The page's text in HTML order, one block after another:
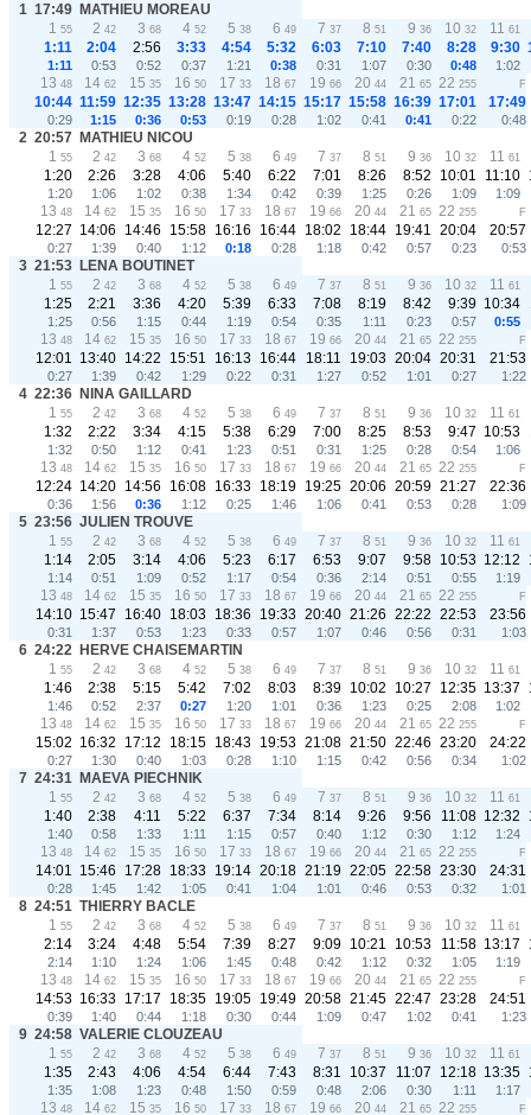
1 17:49 MATHIEU MOREAU
1 55 2 42 3 68 4 52 5 38 6 49 7 37 8 51 9 36 10 32 11 61
1:11 2:04 2:56 3:33 4:54 5:32 6:03 7:10 7:40 8:28 9:30
1:11 0:53 0:52 0:37 1:21 0:38 0:31 1:07 0:30 0:48 1:02
13 48 14 62 15 35 16 50 17 33 18 67 19 66 20 44 21 65 22 255 F
10:44 11:59 12:35 13:28 13:47 14:15 15:17 15:58 16:39 17:01 17:49
0:29 1:15 0:36 0:53 0:19 0:28 1:02 0:41 0:41 0:22 0:48
2 20:57 MATHIEU NICOU
1 55 2 42 3 68 4 52 5 38 6 49 7 37 8 51 9 36 10 32 11 61
1:20 2:26 3:28 4:06 5:40 6:22 7:01 8:26 8:52 10:01 11:10
1:20 1:06 1:02 0:38 1:34 0:42 0:39 1:25 0:26 1:09 1:09
13 48 14 62 15 35 16 50 17 33 18 67 19 66 20 44 21 65 22 255 F
12:27 14:06 14:46 15:58 16:16 16:44 18:02 18:44 19:41 20:04 20:57
0:27 1:39 0:40 1:12 0:18 0:28 1:18 0:42 0:57 0:23 0:53
3 21:53 LENA BOUTINET
1 55 2 42 3 68 4 52 5 38 6 49 7 37 8 51 9 36 10 32 11 61
1:25 2:21 3:36 4:20 5:39 6:33 7:08 8:19 8:42 9:39 10:34
1:25 0:56 1:15 0:44 1:19 0:54 0:35 1:11 0:23 0:57 0:55
13 48 14 62 15 35 16 50 17 33 18 67 19 66 20 44 21 65 22 255 F
12:01 13:40 14:22 15:51 16:13 16:44 18:11 19:03 20:04 20:31 21:53
0:27 1:39 0:42 1:29 0:22 0:31 1:27 0:52 1:01 0:27 1:22
4 22:36 NINA GAILLARD
1 55 2 42 3 68 4 52 5 38 6 49 7 37 8 51 9 36 10 32 11 61
1:32 2:22 3:34 4:15 5:38 6:29 7:00 8:25 8:53 9:47 10:53
1:32 0:50 1:12 0:41 1:23 0:51 0:31 1:25 0:28 0:54 1:06
13 48 14 62 15 35 16 50 17 33 18 67 19 66 20 44 21 65 22 255 F
12:24 14:20 14:56 16:08 16:33 18:19 19:25 20:06 20:59 21:27 22:36
0:36 1:56 0:36 1:12 0:25 1:46 1:06 0:41 0:53 0:28 1:09
5 23:56 JULIEN TROUVE
1 55 2 42 3 68 4 52 5 38 6 49 7 37 8 51 9 36 10 32 11 61
1:14 2:05 3:14 4:06 5:23 6:17 6:53 9:07 9:58 10:53 12:12
1:14 0:51 1:09 0:52 1:17 0:54 0:36 2:14 0:51 0:55 1:19
13 48 14 62 15 35 16 50 17 33 18 67 19 66 20 44 21 65 22 255 F
14:10 15:47 16:40 18:03 18:36 19:33 20:40 21:26 22:22 22:53 23:56
0:31 1:37 0:53 1:23 0:33 0:57 1:07 0:46 0:56 0:31 1:03
6 24:22 HERVE CHAISEMARTIN
1 55 2 42 3 68 4 52 5 38 6 49 7 37 8 51 9 36 10 32 11 61
1:46 2:38 5:15 5:42 7:02 8:03 8:39 10:02 10:27 12:35 13:37
1:46 0:52 2:37 0:27 1:20 1:01 0:36 1:23 0:25 2:08 1:02
13 48 14 62 15 35 16 50 17 33 18 67 19 66 20 44 21 65 22 255 F
15:02 16:32 17:12 18:15 18:43 19:53 21:08 21:50 22:46 23:20 24:22
0:27 1:30 0:40 1:03 0:28 1:10 1:15 0:42 0:56 0:34 1:02
7 24:31 MAEVA PIECHNIK
1 55 2 42 3 68 4 52 5 38 6 49 7 37 8 51 9 36 10 32 11 61
1:40 2:38 4:11 5:22 6:37 7:34 8:14 9:26 9:56 11:08 12:32
1:40 0:58 1:33 1:11 1:15 0:57 0:40 1:12 0:30 1:12 1:24
13 48 14 62 15 35 16 50 17 33 18 67 19 66 20 44 21 65 22 255 F
14:01 15:46 17:28 18:33 19:14 20:18 21:19 22:05 22:58 23:30 24:31
0:28 1:45 1:42 1:05 0:41 1:04 1:01 0:46 0:53 0:32 1:01
8 24:51 THIERRY BACLE
1 55 2 42 3 68 4 52 5 38 6 49 7 37 8 51 9 36 10 32 11 61
2:14 3:24 4:48 5:54 7:39 8:27 9:09 10:21 10:53 11:58 13:17
2:14 1:10 1:24 1:06 1:45 0:48 0:42 1:12 0:32 1:05 1:19
13 48 14 62 15 35 16 50 17 33 18 67 19 66 20 44 21 65 22 255 F
14:53 16:33 17:17 18:35 19:05 19:49 20:58 21:45 22:47 23:28 24:51
0:39 1:40 0:44 1:18 0:30 0:44 1:09 0:47 1:02 0:41 1:23
9 24:58 VALERIE CLOUZEAU
1 55 2 42 3 68 4 52 5 38 6 49 7 37 8 51 9 36 10 32 11 61
1:35 2:43 4:06 4:54 6:44 7:43 8:31 10:37 11:07 12:18 13:35
1:35 1:08 1:23 0:48 1:50 0:59 0:48 2:06 0:30 1:11 1:17
13 48 14 62 15 35 16 50 17 33 18 67 19 66 20 44 21 65 22 255 F